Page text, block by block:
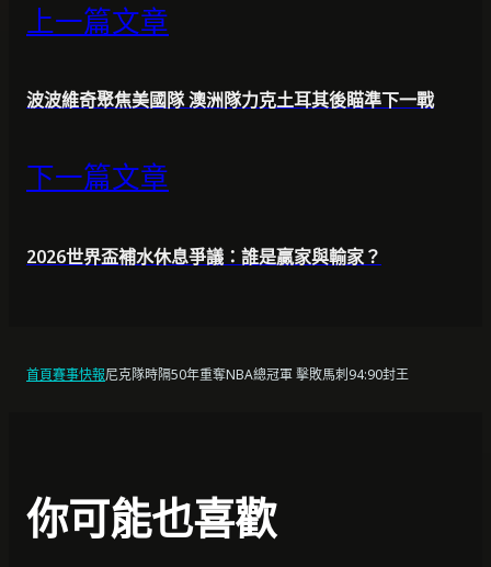
上一篇文章
波波維奇聚焦美國隊 澳洲隊力克土耳其後瞄準下一戰
下一篇文章
2026世界盃補水休息爭議：誰是贏家與輸家？
首頁賽事快報尼克隊時隔50年重奪NBA總冠軍 擊敗馬刺94:90封王
你可能也喜歡